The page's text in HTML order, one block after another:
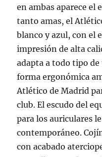
en ambas aparece el
tanto amas, el
blanco y azul, con el
impresión de alta
adapta a todo tipo de
forma ergonómica
Atlético de Madrid
club. El escudo del
para los auriculares
contemporáneo.
con acabado